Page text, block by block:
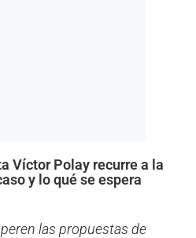
Víctor Polay recurre a la
y lo qué se espera
las propuestas de